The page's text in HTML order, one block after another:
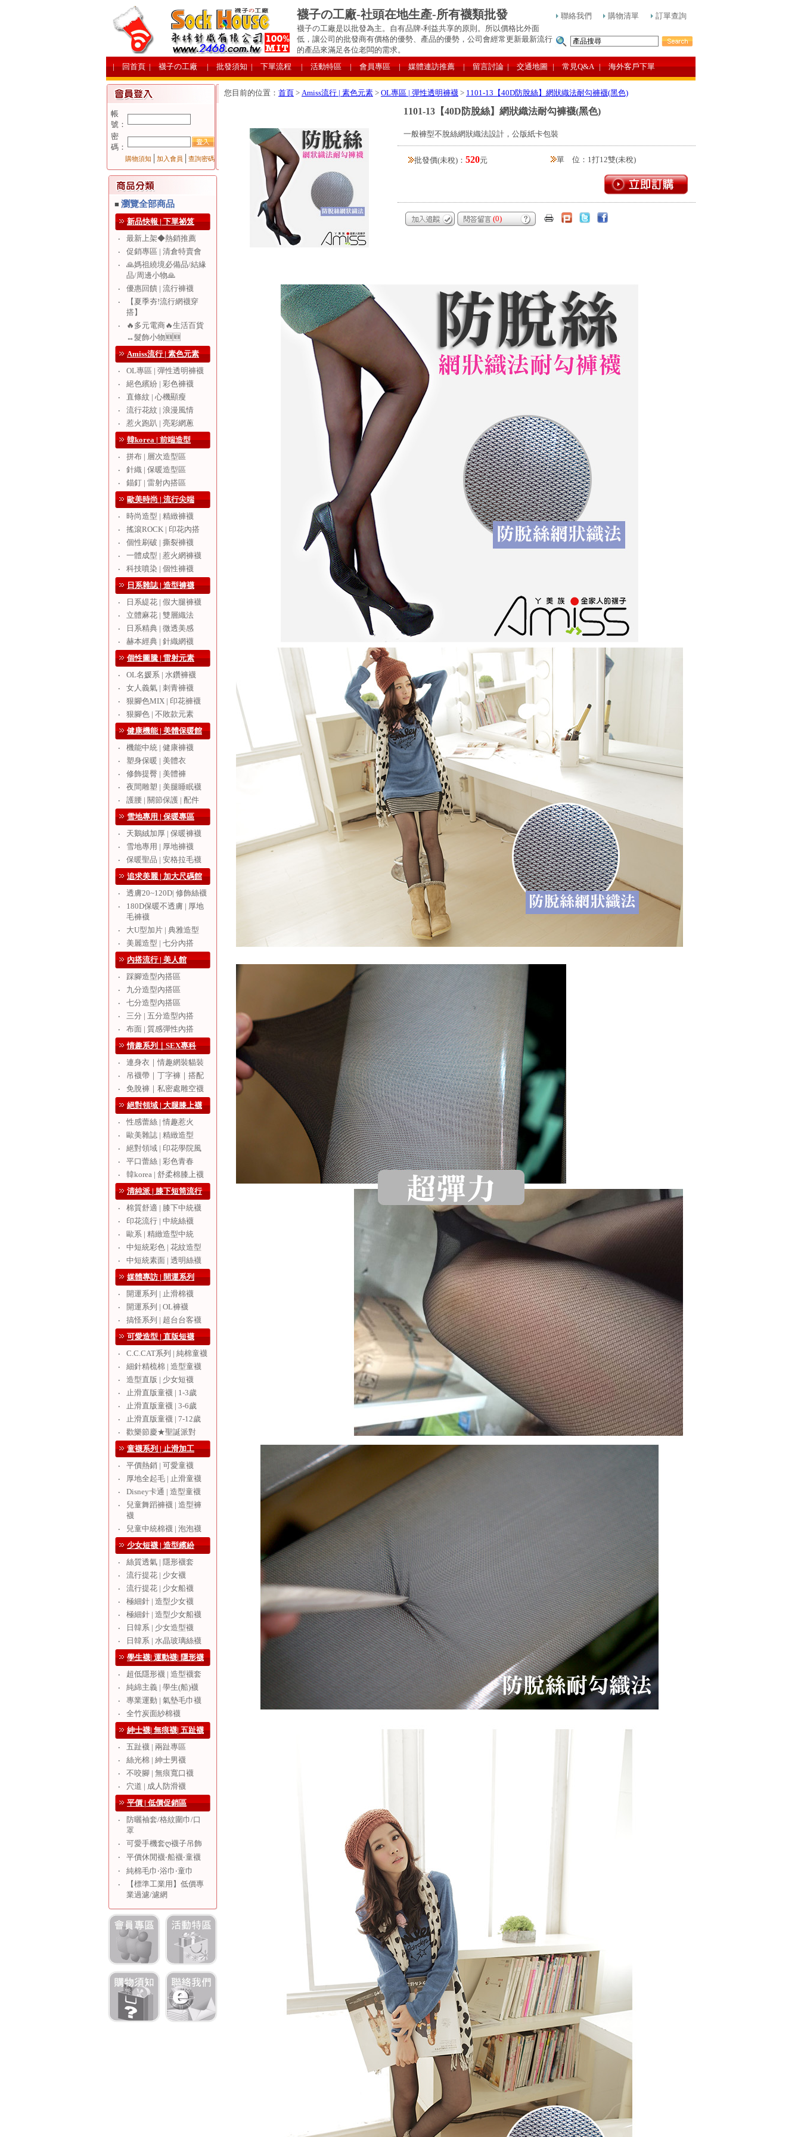
襪子の工廠-社頭在地生產-所有襪類批發
襪子の工廠是以批發為主。自有品牌-利益共享的原則。所以價格比外面
低，讓公司的批發商有價格的優勢、產品的優勢，公司會經常更新最新流行
的產品來滿足各位老闆的需求。
聯絡我們 購物清單 訂單查詢
| 回首頁 | 襪子の工廠 | 批發須知 | 下單流程 | 活動特區 | 會員專區 | 媒體連訪推薦 | 留言討論 | 交通地圖 | 常見Q&A | 海外客戶下單
帳
號：
密
碼：
購物須知 加入會員 查詢密碼
■ 瀏覽全部商品
新品快報 | 下單祕笈
‧
最新上架◆熱銷推薦
‧
促銷專區 | 清倉特賣會
‧
🙏媽祖繞境必備品/結緣
品/周邊小物🙏
‧
優惠回饋 | 流行褲襪
‧
【夏季夯!流行網襪穿
搭】
‧
🔥多元電商🔥生活百貨
↔️髮飾小物🆕🆕
Amiss流行 | 素色元素
‧
OL專區 | 彈性透明褲襪
‧
絕色繽紛 | 彩色褲襪
‧
直條紋 | 心機顯瘦
‧
流行花紋 | 浪漫風情
‧
惹火跑趴 | 亮彩網蔥
韓korea | 前端造型
‧
拼布 | 層次造型區
‧
針織 | 保暖造型區
‧
錨釘 | 雷射內搭區
歐美時尚 | 流行尖端
‧
時尚造型 | 精緻褲襪
‧
搖滾ROCK | 印花內搭
‧
個性刷破 | 撕裂褲襪
‧
一體成型 | 惹火網褲襪
‧
科技噴染 | 個性褲襪
日系雜誌 | 造型褲襪
‧
日系緹花 | 假大腿褲襪
‧
立體麻花 | 雙層織法
‧
日系精典 | 微透美感
‧
赫本經典 | 針織網襪
個性圖騰 | 雷射元素
‧
OL名媛系 | 水鑽褲襪
‧
女人義氣 | 刺青褲襪
‧
狠腳色MIX | 印花褲襪
‧
狠腳色 | 不敗款元素
健康機能 | 美體保暖館
‧
機能中統 | 健康褲襪
‧
塑身保暖 | 美體衣
‧
修飾提臀 | 美體褲
‧
夜間雕塑 | 美腿睡眠襪
‧
護腰 | 關節保護 | 配件
雪地專用 | 保暖專區
‧
天鵝絨加厚 | 保暖褲襪
‧
雪地專用 | 厚地褲襪
‧
保暖聖品 | 安格拉毛襪
追求美麗 | 加大尺碼館
‧
透膚20~120D| 修飾絲襪
‧
180D保暖不透膚 | 厚地
毛褲襪
‧
大U型加片 | 典雅造型
‧
美麗造型 | 七分內搭
內搭流行 | 美人館
‧
踩腳造型內搭區
‧
九分造型內搭區
‧
七分造型內搭區
‧
三分 | 五分造型內搭
‧
布面 | 質感彈性內搭
情趣系列｜SEX專科
‧
連身衣｜情趣網裝貓裝
‧
吊襪帶｜丁字褲｜搭配
‧
免脫褲｜私密處雕空襪
絕對領域 | 大腿膝上襪
‧
性感蕾絲 | 情趣惹火
‧
歐美雜誌 | 精緻造型
‧
絕對領域 | 印花學院風
‧
平口蕾絲 | 彩色青春
‧
韓korea | 舒柔棉膝上襪
清純派 | 膝下短筒流行
‧
棉質舒適 | 膝下中統襪
‧
印花流行 | 中統絲襪
‧
歐系 | 精緻造型中統
‧
中短統彩色 | 花紋造型
‧
中短統素面 | 透明絲襪
媒體專訪 | 開運系列
‧
開運系列 | 止滑棉襪
‧
開運系列 | OL褲襪
‧
搞怪系列 | 超台台客襪
可愛造型 | 直版短襪
‧
C.C.CAT系列 | 純棉童襪
‧
細針精梳棉 | 造型童襪
‧
造型直版 | 少女短襪
‧
止滑直版童襪 | 1-3歲
‧
止滑直版童襪 | 3-6歲
‧
止滑直版童襪 | 7-12歲
‧
歡樂節慶★聖誕派對
童襪系列 | 止滑加工
‧
平價熱銷 | 可愛童襪
‧
厚地全起毛 | 止滑童襪
‧
Disney卡通 | 造型童襪
‧
兒童舞蹈褲襪 | 造型褲
襪
‧
兒童中統棉襪 | 泡泡襪
少女短襪 | 造型繽紛
‧
絲質透氣 | 隱形襪套
‧
流行提花 | 少女襪
‧
流行提花 | 少女船襪
‧
極細針 | 造型少女襪
‧
極細針 | 造型少女船襪
‧
日韓系 | 少女造型襪
‧
日韓系 | 水晶玻璃絲襪
學生襪| 運動襪| 隱形襪
‧
超低隱形襪 | 造型襪套
‧
純綿主義 | 學生(船)襪
‧
專業運動 | 氣墊毛巾襪
‧
全竹炭面紗棉襪
紳士襪| 無痕襪| 五趾襪
‧
五趾襪 | 兩趾專區
‧
絲光棉 | 紳士男襪
‧
不咬腳 | 無痕寬口襪
‧
穴道 | 成人防滑襪
平價 | 低價促銷區
‧
防曬袖套/格紋圍巾/口
罩
‧
可愛手機套ღ襪子吊飾
‧
平價休閒襪‧船襪‧童襪
‧
純棉毛巾‧浴巾‧童巾
‧
【標準工業用】低價專
業過濾/濾網
您目前的位置： 首頁 > Amiss流行 | 素色元素 > OL專區 | 彈性透明褲襪 > 1101-13【40D防脫絲】網狀織法耐勾褲襪(黑色)
1101-13【40D防脫絲】網狀織法耐勾褲襪(黑色)
一般褲型不脫絲網狀織法設計，公版紙卡包裝
批發價(未稅)： 520元 單 位：1打12雙(未稅)
(0)